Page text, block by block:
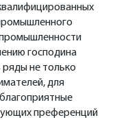
господина
не только
для
преференций